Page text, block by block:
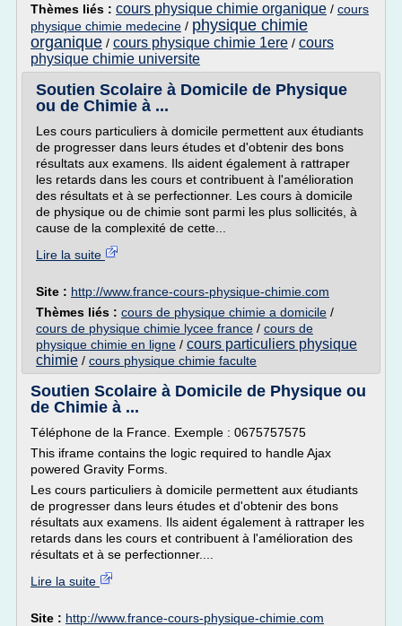
Thèmes liés : cours physique chimie organique / cours
physique chimie medecine / physique chimie
organique / cours physique chimie 1ere / cours
physique chimie universite
Soutien Scolaire à Domicile de Physique
ou de Chimie à ...
Les cours particuliers à domicile permettent aux étudiants
de progresser dans leurs études et d'obtenir des bons
résultats aux examens. Ils aident également à rattraper
les retards dans les cours et contribuent à l'amélioration
des résultats et à se perfectionner. Les cours à domicile
de physique ou de chimie sont parmi les plus sollicités, à
cause de la complexité de cette...
Lire la suite
Site : http://www.france-cours-physique-chimie.com
Thèmes liés : cours de physique chimie a domicile /
cours de physique chimie lycee france / cours de
physique chimie en ligne / cours particuliers physique
chimie / cours physique chimie faculte
Soutien Scolaire à Domicile de Physique ou
de Chimie à ...
Téléphone de la France. Exemple : 0675757575
This iframe contains the logic required to handle Ajax
powered Gravity Forms.
Les cours particuliers à domicile permettent aux étudiants
de progresser dans leurs études et d'obtenir des bons
résultats aux examens. Ils aident également à rattraper les
retards dans les cours et contribuent à l'amélioration des
résultats et à se perfectionner....
Lire la suite
Site : http://www.france-cours-physique-chimie.com